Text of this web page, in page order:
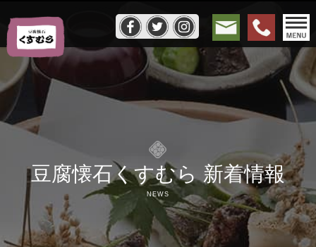
豆腐懐石くすむら 新着情報
NEWS